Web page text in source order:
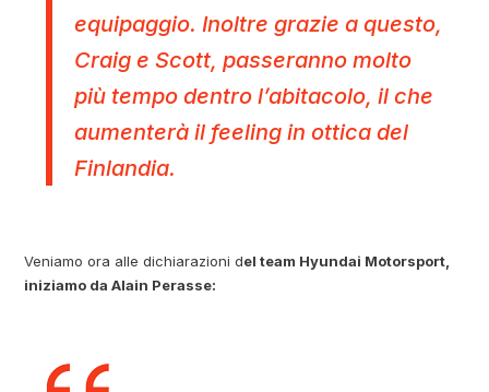
equipaggio. Inoltre grazie a questo,
Craig e Scott, passeranno molto
più tempo dentro l’abitacolo, il che
aumenterà il feeling in ottica del
Finlandia.
Veniamo ora alle dichiarazioni del team Hyundai Motorsport,
iniziamo da Alain Perasse: